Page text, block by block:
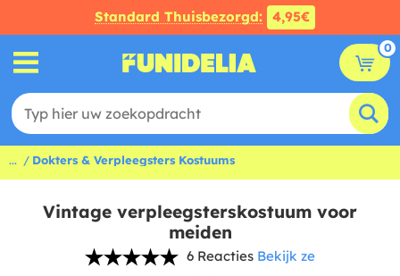
Standard Thuisbezorgd: 4,95€
0
... Dokters & Verpleegsters Kostuums
Vintage verpleegsterskostuum voor
meiden
6 Reacties Bekijk ze